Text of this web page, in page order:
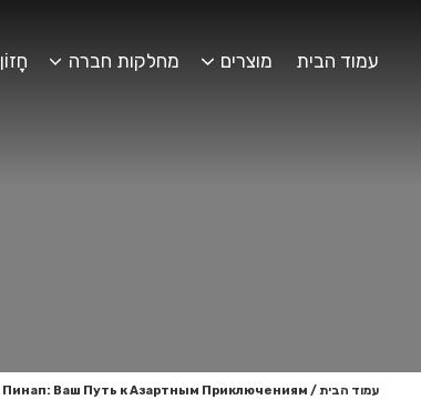
עמוד הבית מוצרים מחלקות חברה חָזוֹן
עמוד הבית/
Пинап: Ваш Путь к Азартным Приключениям